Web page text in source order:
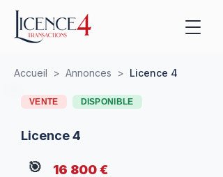
Accueil > Annonces > Licence 4
VENTE DISPONIBLE
Licence 4
🎯 16 800 €